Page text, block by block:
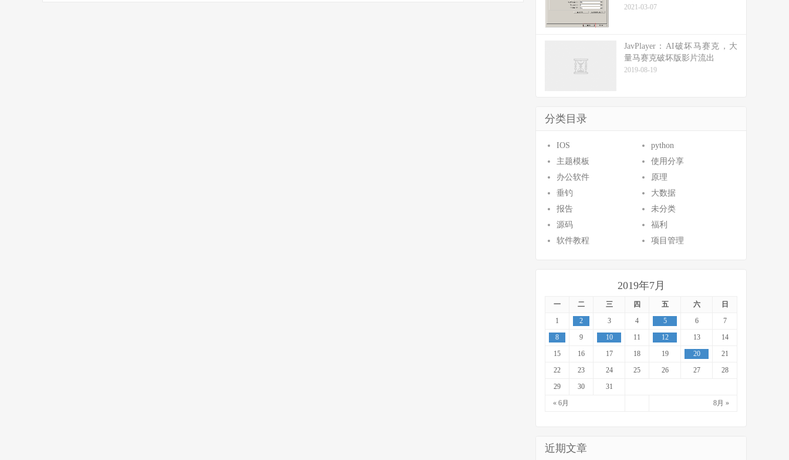
2021-03-07
JavPlayer：AI破坏马赛克，大
量马赛克破坏版影片流出
2019-08-19
分类目录
IOS
python
主题模板
使用分享
办公软件
原理
垂钓
大数据
报告
未分类
源码
福利
软件教程
项目管理
2019年7月
一 二 三 四 五 六 日
« 6月 8月 »
1 2 3 4 5 6
7
8
9 10 11 12 13
14
15
16 17 18 19 20
21
22
23 24 25 26 27
28
29
30 31
近期文章